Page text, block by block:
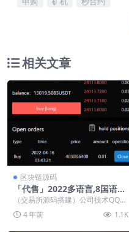
相关文章
区块链源码
「代售」2022多语言,8国语言,
交易所,完整代码,黑夜白天模
宙理财,详细搭建教程
（交易所源码搭建）公司技术QQ：
34401713，最新版源码 代售二开
出来的一套...
4 年前 1.1K